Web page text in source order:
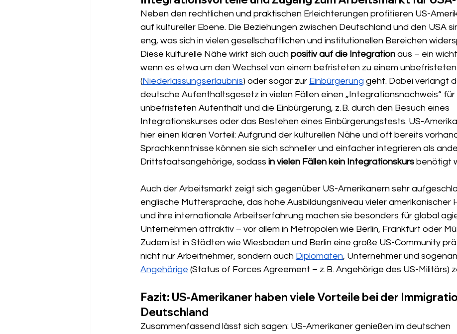
Neben den rechtlichen und praktischen Erleichterungen profitieren US-
auf kultureller Ebene. Die Beziehungen zwischen Deutschland und den USA
eng, was sich in vielen gesellschaftlichen und institutionellen Bereichen
Diese kulturelle Nähe wirkt sich auch positiv auf die Integration aus – ein
wenn es etwa um den Wechsel von einem befristeten zu einem
(Niederlassungserlaubnis) oder sogar zur Einbürgerung geht. Dabei verlangt
deutsche Aufenthaltsgesetz in vielen Fällen einen „Integrationsnachweis“ für
unbefristeten Aufenthalt und die Einbürgerung, z. B. durch den Besuch eines
Integrationskurses oder das Bestehen eines Einbürgerungstests. US-
hier einen klaren Vorteil: Aufgrund der kulturellen Nähe und oft bereits
Sprachkenntnisse können sie sich schneller und einfacher integrieren als
Drittstaatsangehörige, sodass in vielen Fällen kein Integrationskurs benötigt
Auch der Arbeitsmarkt zeigt sich gegenüber US-Amerikanern sehr
englische Muttersprache, das hohe Ausbildungsniveau vieler amerikanischer
und ihre internationale Arbeitserfahrung machen sie besonders für global
Unternehmen attraktiv – vor allem in Metropolen wie Berlin, Frankfurt oder
Zudem ist in Städten wie Wiesbaden und Berlin eine große US-Community
nicht nur Arbeitnehmer, sondern auch Diplomaten, Unternehmer und
Angehörige (Status of Forces Agreement – z. B. Angehörige des US-Militärs)
Fazit: US-Amerikaner haben viele Vorteile bei der
Deutschland
Zusammenfassend lässt sich sagen: US-Amerikaner genießen im deutschen